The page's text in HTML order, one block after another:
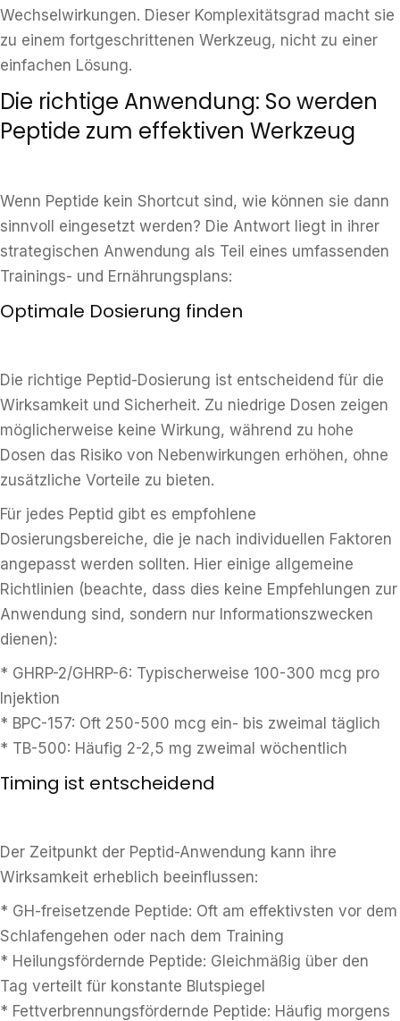
Wechselwirkungen. Dieser Komplexitätsgrad macht sie
zu einem fortgeschrittenen Werkzeug, nicht zu einer
einfachen Lösung.
Die richtige Anwendung: So werden
Peptide zum effektiven Werkzeug
Wenn Peptide kein Shortcut sind, wie können sie dann
sinnvoll eingesetzt werden? Die Antwort liegt in ihrer
strategischen Anwendung als Teil eines umfassenden
Trainings- und Ernährungsplans:
Optimale Dosierung finden
Die richtige Peptid-Dosierung ist entscheidend für die
Wirksamkeit und Sicherheit. Zu niedrige Dosen zeigen
möglicherweise keine Wirkung, während zu hohe
Dosen das Risiko von Nebenwirkungen erhöhen, ohne
zusätzliche Vorteile zu bieten.
Für jedes Peptid gibt es empfohlene
Dosierungsbereiche, die je nach individuellen Faktoren
angepasst werden sollten. Hier einige allgemeine
Richtlinien (beachte, dass dies keine Empfehlungen zur
Anwendung sind, sondern nur Informationszwecken
dienen):
* GHRP-2/GHRP-6: Typischerweise 100-300 mcg pro
Injektion
* BPC-157: Oft 250-500 mcg ein- bis zweimal täglich
* TB-500: Häufig 2-2,5 mg zweimal wöchentlich
Timing ist entscheidend
Der Zeitpunkt der Peptid-Anwendung kann ihre
Wirksamkeit erheblich beeinflussen:
* GH-freisetzende Peptide: Oft am effektivsten vor dem
Schlafengehen oder nach dem Training
* Heilungsfördernde Peptide: Gleichmäßig über den
Tag verteilt für konstante Blutspiegel
* Fettverbrennungsfördernde Peptide: Häufig morgens